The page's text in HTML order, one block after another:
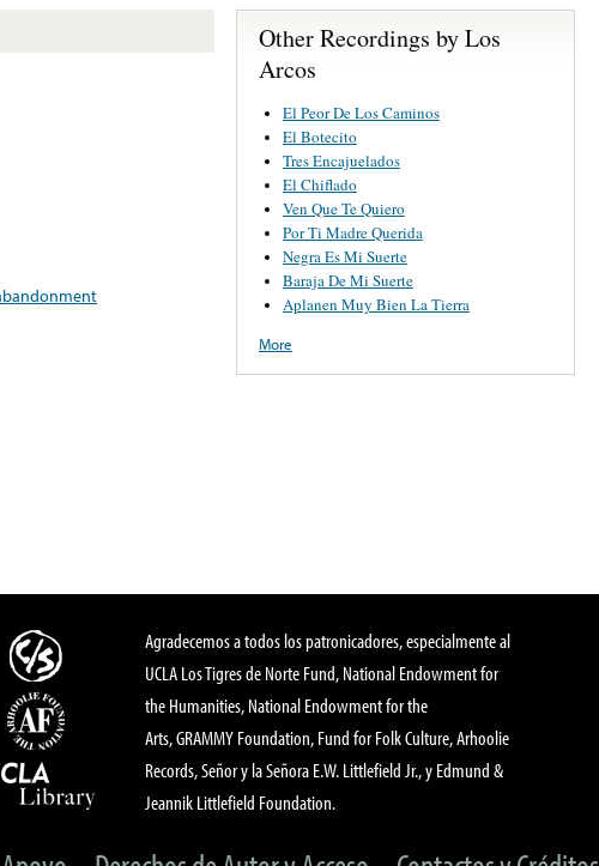
Other Recordings by Los
Arcos
El Peor De Los Caminos
El Botecito
Tres Encajuelados
El Chiflado
Ven Que Te Quiero
Por Ti Madre Querida
Negra Es Mi Suerte
Baraja De Mi Suerte
Aplanen Muy Bien La Tierra
More
Agradecemos a todos los patronicadores, especialmente al
UCLA Los Tigres de Norte Fund, National Endowment for
the Humanities, National Endowment for the
Arts, GRAMMY Foundation, Fund for Folk Culture, Arhoolie
Records, Señor y la Señora E.W. Littlefield Jr., y Edmund &
Jeannik Littlefield Foundation.